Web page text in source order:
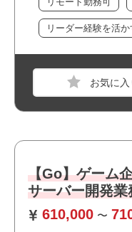
リーダー経験を活か
・フレックス制度を
・選考スピードの速
【Go】ゲーム
サーバー開発業
610,000 〜
・常駐勤務が可能な方
・複数路線が利用
・オフィスは綺麗
・私服/ビジネスカ
・長期就業が見込
・ゲームが好きな方
職種
サーバーエン
必須スキル
・開発環境の構築実務